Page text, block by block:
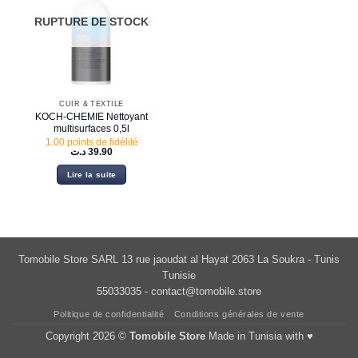
RUPTURE DE STOCK
CUIR & TEXTILE
KOCH-CHEMIE Nettoyant
multisurfaces 0,5l
1.00 points de fidélité
39.90 د.ت
Lire la suite
Tomobile Store SARL 13 rue jaoudat al Hayat 2063 La Soukra - Tunis
Tunisie
55033035 - contact@tomobile.store
Politique de confidentialité Conditions générales de vente
Copyright 2026 © Tomobile StoreMade in Tunisia with ♥